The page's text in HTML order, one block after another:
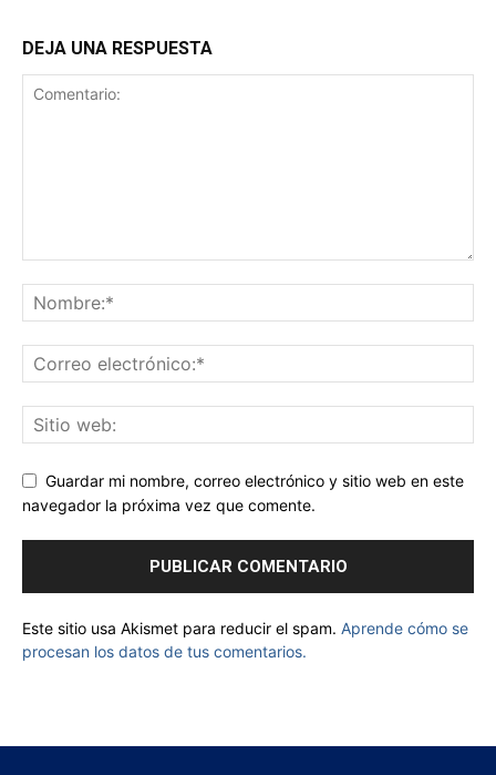
DEJA UNA RESPUESTA
Guardar mi nombre, correo electrónico y sitio web en este
navegador la próxima vez que comente.
Este sitio usa Akismet para reducir el spam. Aprende cómo se
procesan los datos de tus comentarios.